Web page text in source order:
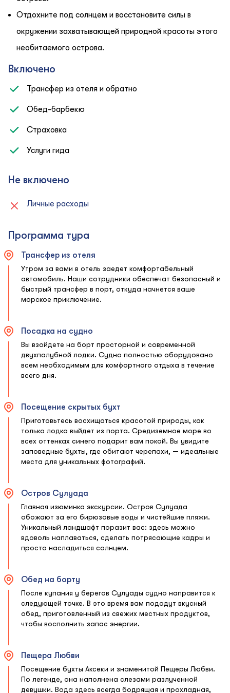
Отдохните под солнцем и восстановите силы в
окружении захватывающей природной красоты этого
необитаемого острова.
Включено
Трансфер из отеля и обратно
Обед-барбекю
Страховка
Услуги гида
Не включено
Личные расходы
Программа тура
Трансфер из отеля
Утром за вами в отель заедет комфортабельный
автомобиль. Наши сотрудники обеспечат безопасный и
быстрый трансфер в порт, откуда начнется ваше
морское приключение.
Посадка на судно
Вы взойдете на борт просторной и современной
двухпалубной лодки. Судно полностью оборудовано
всем необходимым для комфортного отдыха в течение
всего дня.
Посещение скрытых бухт
Приготовьтесь восхищаться красотой природы, как
только лодка выйдет из порта. Средиземное море во
всех оттенках синего подарит вам покой. Вы увидите
заповедные бухты, где обитают черепахи, — идеальные
места для уникальных фотографий.
Остров Сулуада
Главная изюминка экскурсии. Остров Сулуада
обожают за его бирюзовые воды и чистейшие пляжи.
Уникальный ландшафт поразит вас: здесь можно
вдоволь наплаваться, сделать потрясающие кадры и
просто насладиться солнцем.
Обед на борту
После купания у берегов Сулуады судно направится к
следующей точке. В это время вам подадут вкусный
обед, приготовленный из свежих местных продуктов,
чтобы восполнить запас энергии.
Пещера Любви
Посещение бухты Аксеки и знаменитой Пещеры Любви.
По легенде, она наполнена слезами разлученной
девушки. Вода здесь всегда бодрящая и прохладная,